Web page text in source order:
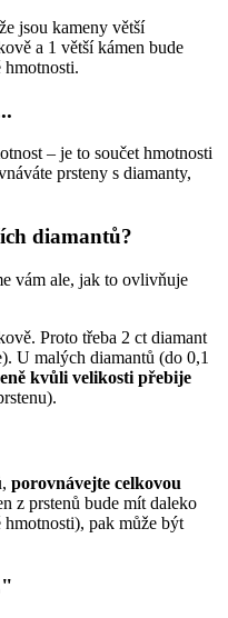
jsou kameny větší
a 1 větší kámen bude
hmotnosti.
– je to součet hmotnosti
prsteny s diamanty,
diamantů?
vám ale, jak to ovlivňuje
Proto třeba 2 ct diamant
U malých diamantů (do 0,1
kvůli velikosti přebije
porovnávejte celkovou
z prstenů bude mít daleko
pak může být